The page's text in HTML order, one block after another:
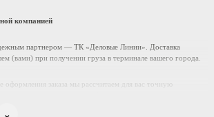
компанией
партнером — ТК «Деловые Линии». Доставка
(вами) при получении груза в терминале вашего города.
оформления заказа мы рассчитаем для вас точную
⌄